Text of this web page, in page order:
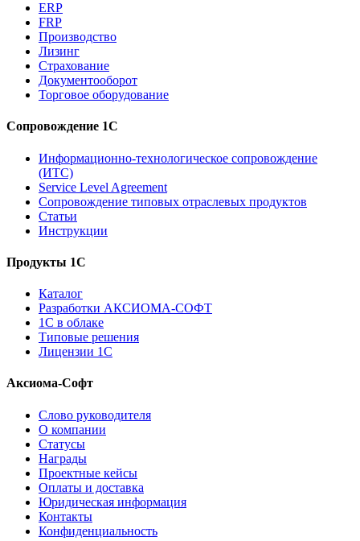
ERP
FRP
Производство
Лизинг
Страхование
Документооборот
Торговое оборудование
Сопровождение 1С
Информационно-технологическое сопровождение
(ИТС)
Service Level Agreement
Сопровождение типовых отраслевых продуктов
Статьи
Инструкции
Продукты 1С
Каталог
Разработки АКСИОМА-СОФТ
1С в облаке
Типовые решения
Лицензии 1С
Аксиома-Софт
Слово руководителя
О компании
Статусы
Награды
Проектные кейсы
Оплаты и доставка
Юридическая информация
Контакты
Конфиденциальность